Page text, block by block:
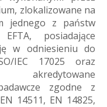
zlokalizowane na
jednego z państw
posiadające
w odniesieniu do
IEC 17025 oraz
akredytowane
zgodne z
14511, EN 14825,